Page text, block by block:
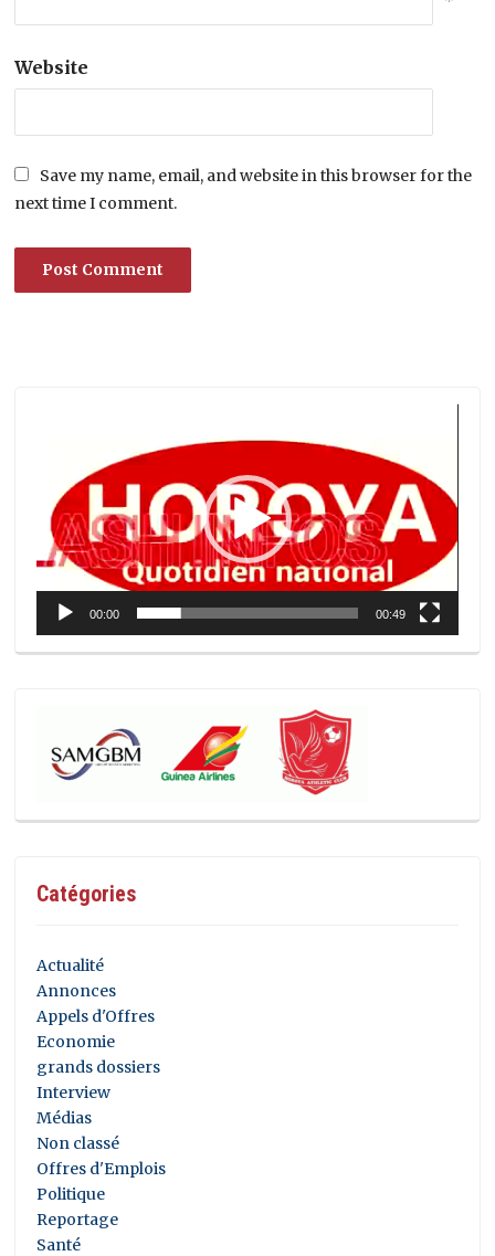
Website
Save my name, email, and website in this browser for the
next time I comment.
00:00 00:49
Catégories
Actualité
Annonces
Appels d'Offres
Economie
grands dossiers
Interview
Médias
Non classé
Offres d'Emplois
Politique
Reportage
Santé